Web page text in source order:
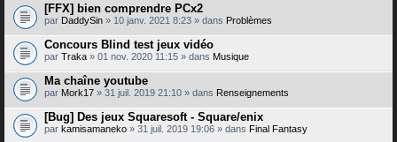
[FFX] bien comprendre PCx2
par DaddySin » 10 janv. 2021 8:23 » dans Problèmes
Concours Blind test jeux vidéo
par Traka » 01 nov. 2020 11:15 » dans Musique
Ma chaîne youtube
par Mork17 » 31 juil. 2019 21:10 » dans Renseignements
[Bug] Des jeux Squaresoft - Square/enix
par kamisamaneko » 31 juil. 2019 19:06 » dans Final Fantasy